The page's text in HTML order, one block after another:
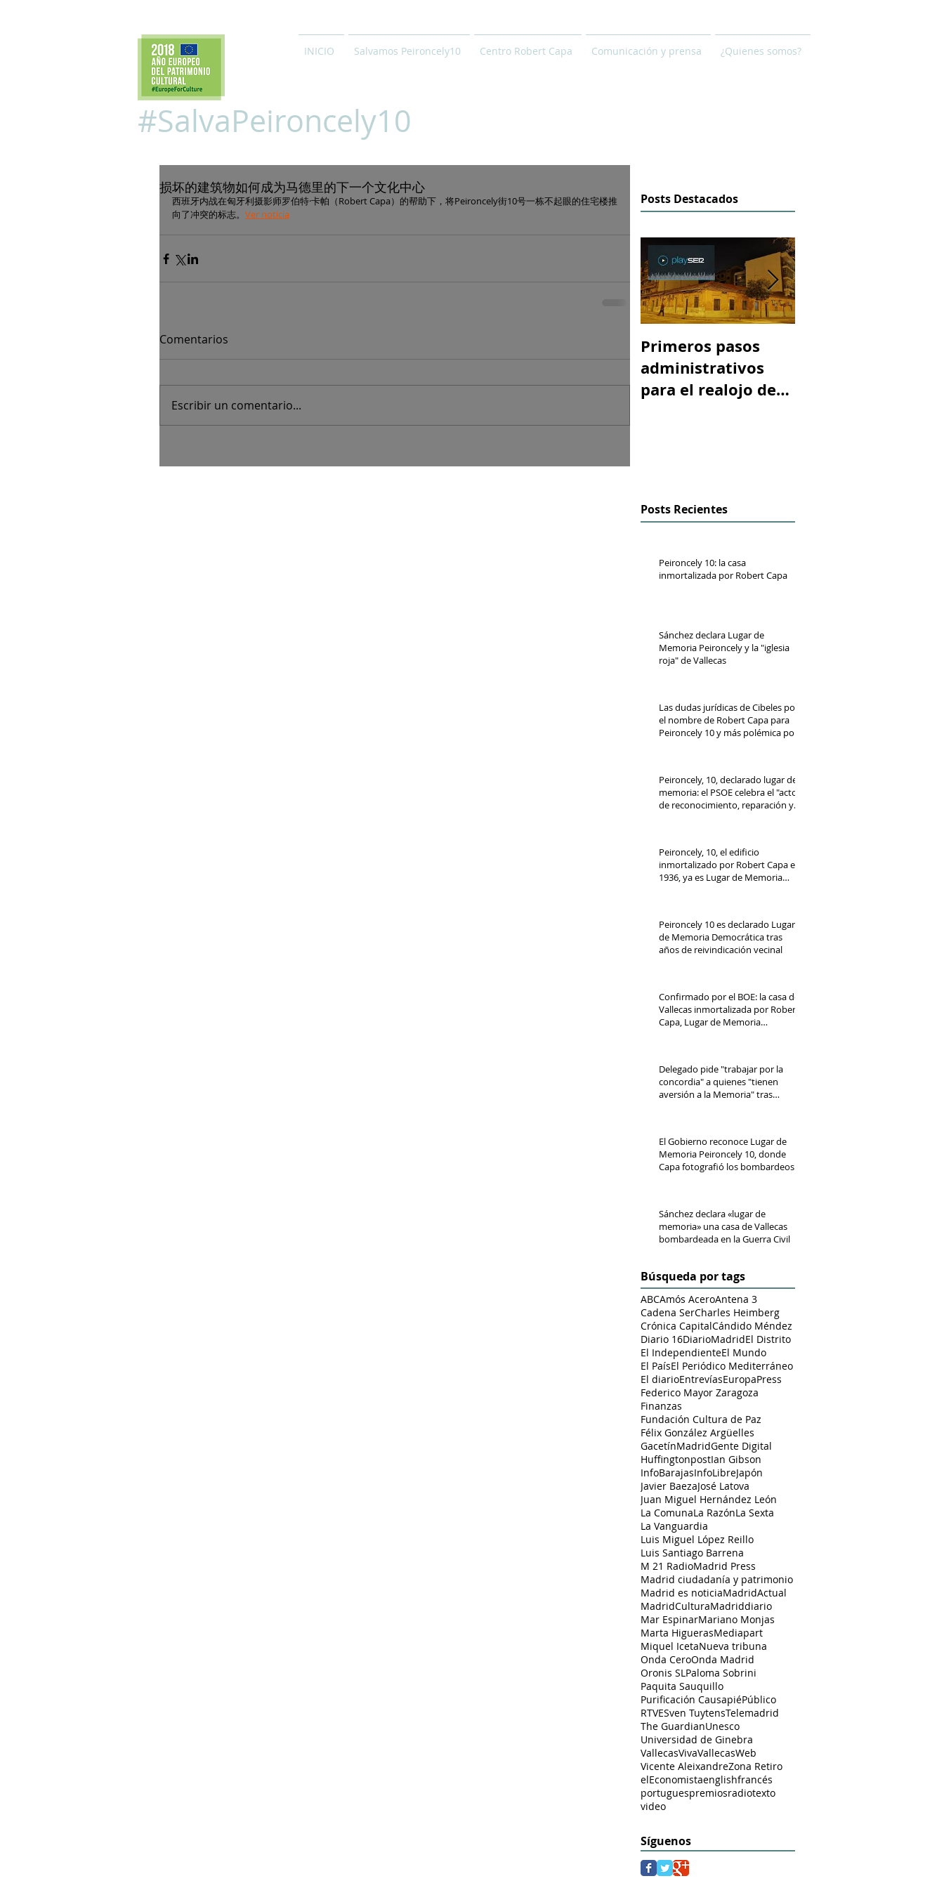
INICIO Salvamos Peironcely10 Centro Robert Capa Comunicación y prensa ¿Quienes somos?
#SalvaPeironcely10
损坏的建筑物如何成为马德里的下一个文化中心
西班牙内战在匈牙利摄影师罗伯特·卡帕（Robert Capa）的帮助下，将Peironcely街10号一栋不起眼的住宅楼推
向了冲突的标志。 Ver noticia
Comentarios
Escribir un comentario...
Posts Destacados
Primeros pasos
administrativos
para el realojo de
Posts Recientes
Peironcely 10: la casa
inmortalizada por Robert Capa
Sánchez declara Lugar de
Memoria Peironcely y la "iglesia
roja" de Vallecas
Las dudas jurídicas de Cibeles por
el nombre de Robert Capa para
Peironcely 10 y más polémica por
Peironcely, 10, declarado lugar de
memoria: el PSOE celebra el "acto
de reconocimiento, reparación y
Peironcely, 10, el edificio
inmortalizado por Robert Capa en
1936, ya es Lugar de Memoria
Peironcely 10 es declarado Lugar
de Memoria Democrática tras
años de reivindicación vecinal
Confirmado por el BOE: la casa de
Vallecas inmortalizada por Robert
Capa, Lugar de Memoria
Delegado pide "trabajar por la
concordia" a quienes "tienen
aversión a la Memoria" tras
El Gobierno reconoce Lugar de
Memoria Peironcely 10, donde
Capa fotografió los bombardeos
Sánchez declara «lugar de
memoria» una casa de Vallecas
bombardeada en la Guerra Civil
Búsqueda por tags
ABCAmós AceroAntena 3
Cadena SerCharles Heimberg
Crónica CapitalCándido Méndez
Diario 16DiarioMadridEl Distrito
El IndependienteEl Mundo
El PaísEl Periódico Mediterráneo
El diarioEntrevíasEuropaPress
Federico Mayor Zaragoza
Finanzas
Fundación Cultura de Paz
Félix González Argüelles
GacetínMadridGente Digital
HuffingtonpostIan Gibson
InfoBarajasInfoLibreJapón
Javier BaezaJosé Latova
Juan Miguel Hernández León
La ComunaLa RazónLa Sexta
La Vanguardia
Luis Miguel López Reillo
Luis Santiago Barrena
M 21 RadioMadrid Press
Madrid ciudadanía y patrimonio
Madrid es noticiaMadridActual
MadridCulturaMadriddiario
Mar EspinarMariano Monjas
Marta HiguerasMediapart
Miquel IcetaNueva tribuna
Onda CeroOnda Madrid
Oronis SLPaloma Sobrini
Paquita Sauquillo
Purificación CausapiéPúblico
RTVESven TuytensTelemadrid
The GuardianUnesco
Universidad de Ginebra
VallecasVivaVallecasWeb
Vicente AleixandreZona Retiro
elEconomistaenglishfrancés
portuguespremiosradiotexto
video
Síguenos